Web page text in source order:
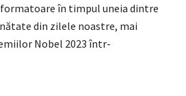
în timpul uneia dintre
din zilele noastre, mai
Nobel 2023 într-